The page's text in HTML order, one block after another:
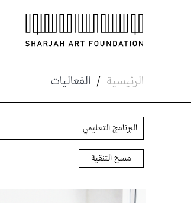
الرئيسية / الفعاليات
مسح التنقية